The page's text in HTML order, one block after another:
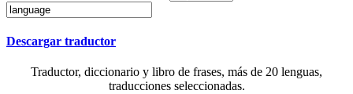
Descargar traductor
Traductor, diccionario y libro de frases, más de 20 lenguas,
traducciones seleccionadas.